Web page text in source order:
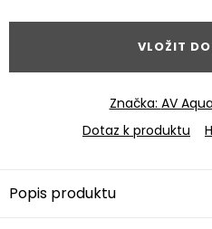
VLOŽIT
Značka: AV
Dotaz k produktu
Popis produktu